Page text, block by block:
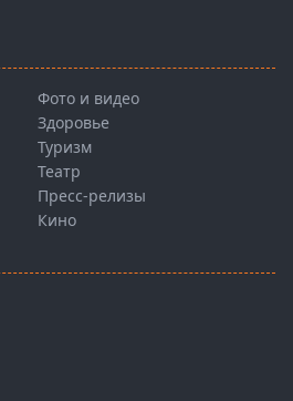
Фото и видео
Здоровье
Туризм
Театр
Пресс-релизы
Кино